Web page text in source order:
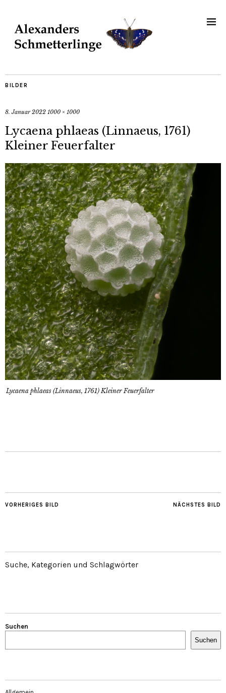
BILDER
8. Januar 2022 1000 × 1000
Lycaena phlaeas (Linnaeus, 1761)
Kleiner Feuerfalter
Lycaena phlaeas (Linnaeus, 1761) Kleiner Feuerfalter
NÄCHSTES BILD
VORHERIGES BILD
Suche, Kategorien und Schlagwörter
Suchen
Suchen